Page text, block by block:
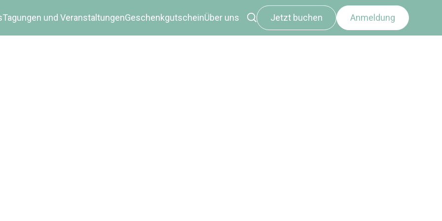
Tagungen und VeranstaltungenGeschenkgutscheinÜber uns Jetzt buchen Anmeldung